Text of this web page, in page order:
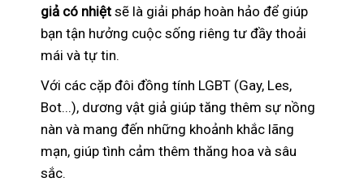
giả có nhiệt sẽ là giải pháp hoàn hảo để giúp
bạn tận hưởng cuộc sống riêng tư đầy thoải
mái và tự tin.
Với các cặp đôi đồng tính LGBT (Gay, Les,
Bot...), dương vật giả giúp tăng thêm sự nồng
nàn và mang đến những khoảnh khắc lãng
mạn, giúp tình cảm thêm thăng hoa và sâu
sắc.